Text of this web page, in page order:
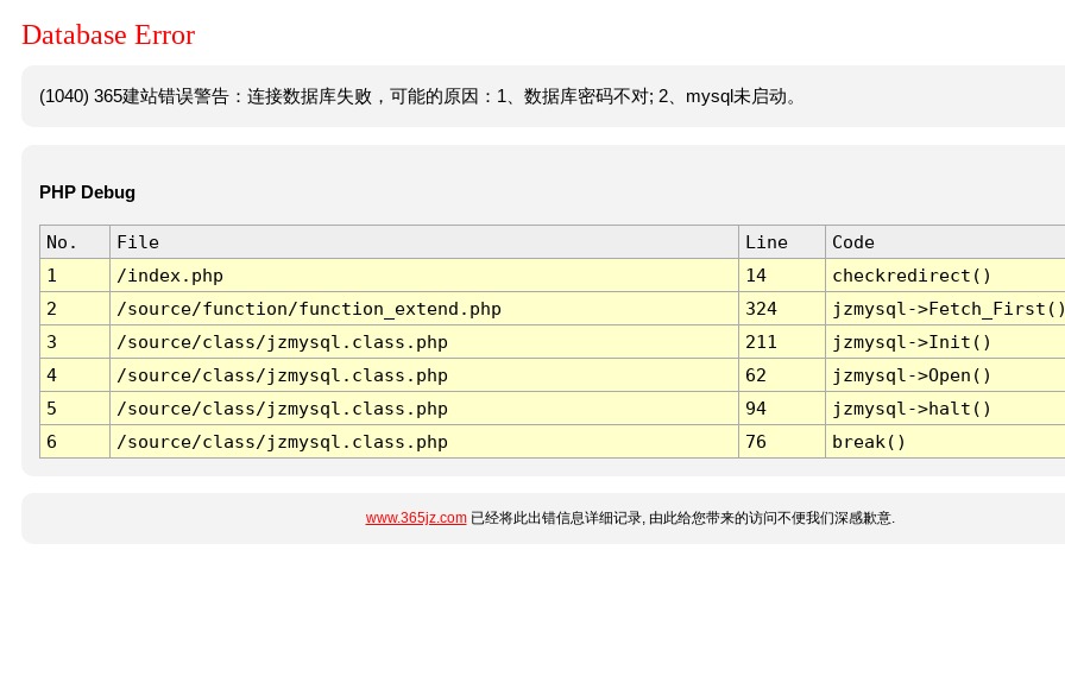
Database Error
(1040) 365建站错误警告：连接数据库失败，可能的原因：1、数据库密码不对; 2、mysql未启动。
PHP Debug
No. File Line
Code
1
/index.php 14
checkredirect()
2
/source/function/function_extend.php 324
jzmysql-
3
/source/class/jzmysql.class.php 211
jzmysql->Init()
4
/source/class/jzmysql.class.php 62
jzmysql->Open()
5
/source/class/jzmysql.class.php 94
jzmysql->halt()
6
/source/class/jzmysql.class.php 76 break()
www.365jz.com已经将此出错信息详细记录, 由此给您带来的访问不便我们深感歉意.